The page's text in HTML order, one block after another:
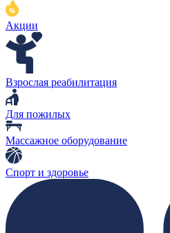
Акции
Взрослая реабилитация
Для пожилых
Массажное оборудование
Спорт и здоровье